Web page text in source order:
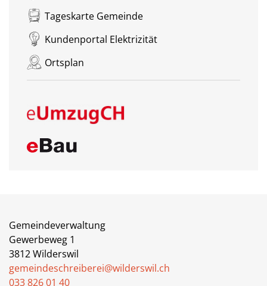
Tageskarte Gemeinde
Kundenportal Elektrizität
Ortsplan
Gemeindeverwaltung
Gewerbeweg 1
3812 Wilderswil
gemeindeschreiberei@wilderswil.ch
033 826 01 40